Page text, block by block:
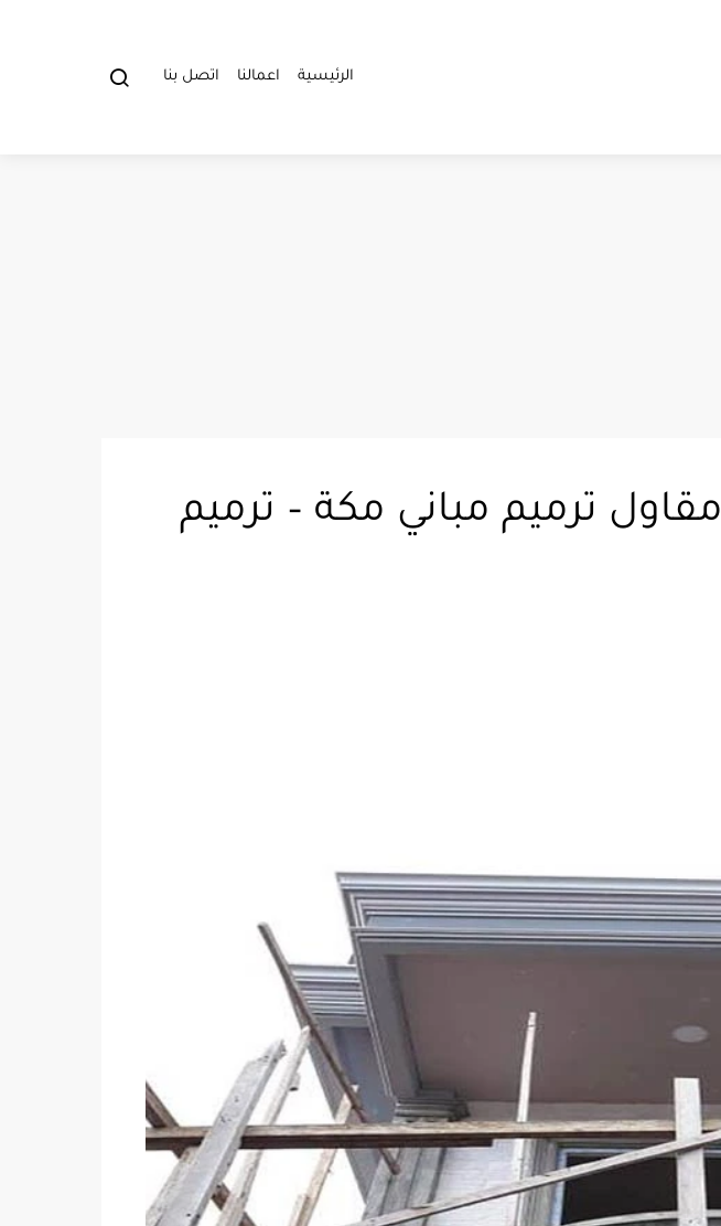
الرئيسية اعمالنا اتصل بنا
ترميم منازل في مكة ت: ٠٥٥٢٣٥٨٠٨٧ مقاول ترميم مباني مكة – ترميم